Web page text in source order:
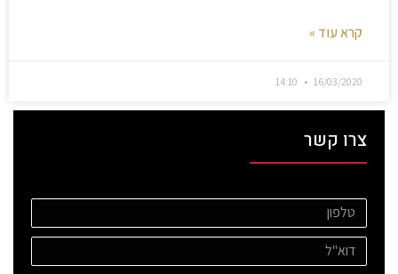
קרא עוד »
16/03/2020
צרו קשר